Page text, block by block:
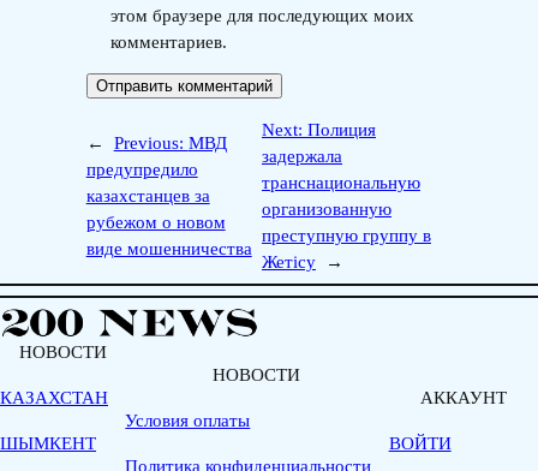
этом браузере для последующих моих
комментариев.
← Previous: МВД
предупредило
казахстанцев за
рубежом о новом
виде мошенничества
Next: Полиция
задержала
транснациональную
организованную
преступную группу в
Жетісу
→
НОВОСТИ
КАЗАХСТАН
ШЫМКЕНТ
НОВОСТИ
Условия оплаты
Политика конфиденциальности
АККАУНТ
ВОЙТИ